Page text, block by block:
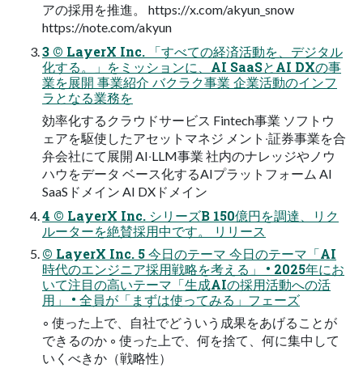
アの採⽤を推進。 https://x.com/akyun_snow
https://note.com/akyun
3 © LayerX Inc. 「すべての経済活動を、デジタル
化する。」をミッションに、AI SaaSとAI DXの事
業を展開 事業紹介 バクラク事業 企業活動のインフ
ラとなる業務を
効率化するクラウドサービス Fintech事業 ソフトウ
ェアを駆使したアセットマネジ メント‧証券事業を合
弁会社にて展開 AI‧LLM事業 社内のナレッジやノウ
ハウをデータ ベース化するAIプラットフォーム AI
SaaSドメイン AI DXドメイン
4 © LayerX Inc. シリーズB 150億円を調達、リク
ルーターを絶賛採⽤中です。 リリース
© LayerX Inc. 5 今⽇のテーマ 今⽇のテーマ「AI
時代のエンジニア採⽤戦略を考える」 • 2025年にお
いて注⽬の⾼いテーマ「⽣成AIの採⽤活動への活
⽤」 • 全員が「まずは使ってみる」フェーズ
◦ 使った上で、⾃社でどういう成果をあげることが
できるのか ◦ 使った上で、何を捨て、何に集中して
いくべきか（戦略性）